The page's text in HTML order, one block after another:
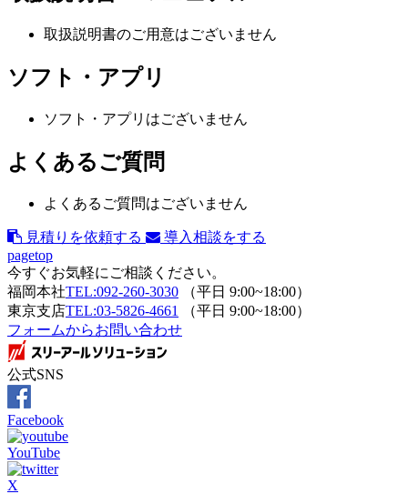
取扱説明書のご用意はございません
ソフト・アプリ
ソフト・アプリはございません
よくあるご質問
よくあるご質問はございません
見積りを依頼する
導入相談をする
pagetop
今すぐお気軽にご相談ください。
福岡本社TEL:092-260-3030 （平日 9:00~18:00）
東京支店TEL:03-5826-4661
（平日 9:00~18:00）
フォームからお問い合わせ
公式SNS
Facebook
YouTube
X